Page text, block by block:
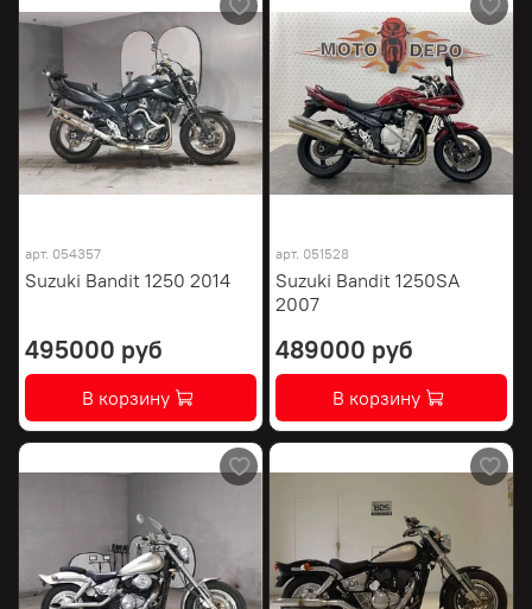
арт. 054357
Suzuki Bandit 1250 2014
495000 руб
В корзину
арт. 051528
Suzuki Bandit 1250SA
2007
489000 руб
В корзину